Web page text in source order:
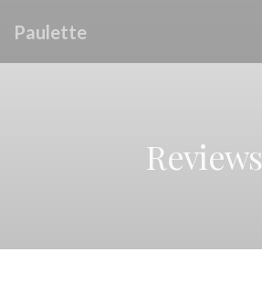
Paulette
Reviews